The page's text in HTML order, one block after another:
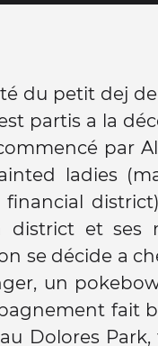
du petit dej
partis a la
par
ladies
district et ses
se décide a
un
fait
Dolores Park,
Castro, le